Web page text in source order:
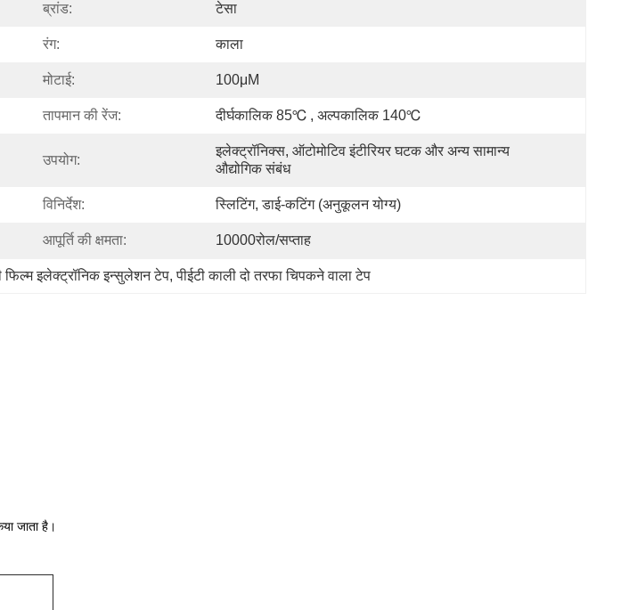
ब्रांड: टेसा
रंग: काला
मोटाई: 100μM
तापमान की रेंज: दीर्घकालिक 85℃ , अल्पकालिक 140℃
उपयोग:
इलेक्ट्रॉनिक्स, ऑटोमोटिव इंटीरियर घटक और अन्य सामान्य
औद्योगिक संबंध
विनिर्देश: स्लिटिंग, डाई-कटिंग (अनुकूलन योग्य)
आपूर्ति की क्षमता: 10000रोल/सप्ताह
फिल्म इलेक्ट्रॉनिक इन्सुलेशन टेप, पीईटी काली दो तरफा चिपकने वाला टेप
जाता है।